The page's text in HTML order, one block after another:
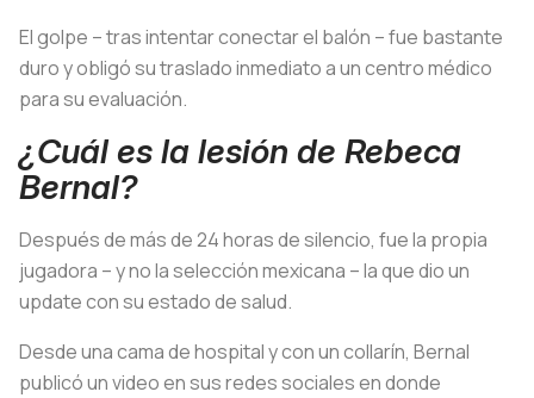
El golpe – tras intentar conectar el balón – fue bastante
duro y obligó su traslado inmediato a un centro médico
para su evaluación.
¿Cuál es la lesión de Rebeca
Bernal?
Después de más de 24 horas de silencio, fue la propia
jugadora – y no la selección mexicana – la que dio un
updatecon su estado de salud.
Desde una cama de hospital y con un collarín, Bernal
publicó un video en sus redes sociales en donde